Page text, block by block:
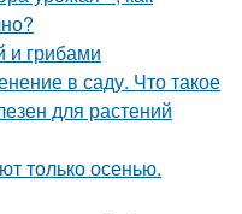
и грибами
в саду. Что такое
для растений
только осенью.